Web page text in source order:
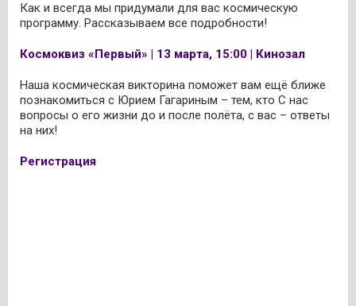
Как и всегда мы придумали для вас космическую
программу. Рассказываем все подробности!
Космоквиз «Первый» | 13 марта, 15:00 | Кинозал
Наша космическая викторина поможет вам ещё ближе
познакомиться с Юрием Гагариным – тем, кто С нас
вопросы о его жизни до и после полёта, с вас – ответы
на них!
Регистрация